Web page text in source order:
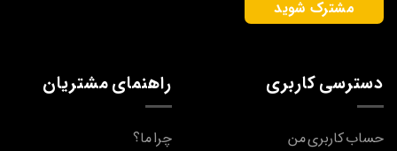
دسترسی کاربری
حساب کاربری من
راهنمای مشتریان
چرا ما؟